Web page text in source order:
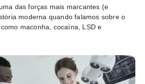
das forças mais marcantes (e
moderna quando falamos sobre o
maconha, cocaína, LSD e